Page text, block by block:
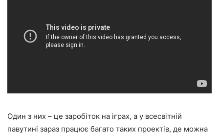
Один з них – це заробіток на іграх, а у всесвітній
павутині зараз працює багато таких проектів, де можна